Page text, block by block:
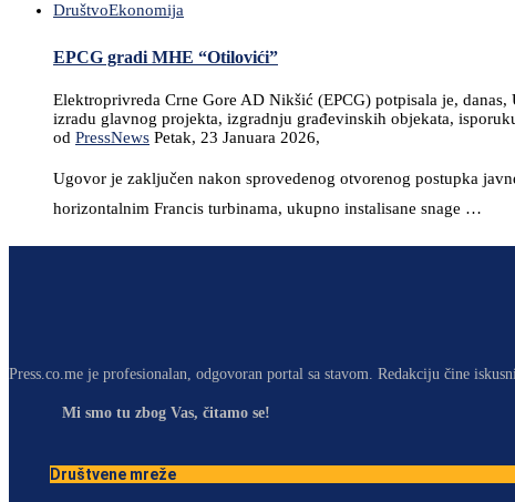
DruštvoEkonomija
EPCG gradi MHE “Otilovići”
Elektroprivreda Crne Gore AD Nikšić (EPCG) potpisala je,
izradu glavnog projekta, izgradnju građevinskih objekata,
od PressNews Petak, 23 Januara 2026,
Ugovor je zaključen nakon sprovedenog otvorenog postupka
horizontalnim Francis turbinama, ukupno instalisane snage …
Press.co.me je profesionalan, odgovoran portal sa stavom. Redakciju čine
Mi smo tu zbog Vas, čitamo se!
Društvene mreže